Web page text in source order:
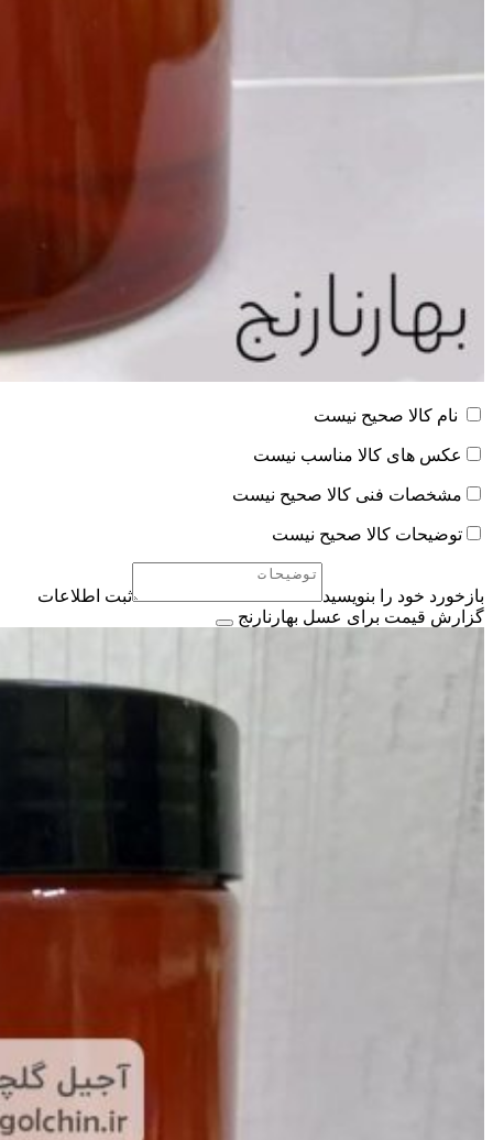
نام کالا صحیح نیست
عکس های کالا مناسب نیست
مشخصات فنی کالا صحیح نیست
توضیحات کالا صحیح نیست
بازخورد خود را بنویسید
ثبت اطلاعات
گزارش قیمت برای عسل بهارنارنج